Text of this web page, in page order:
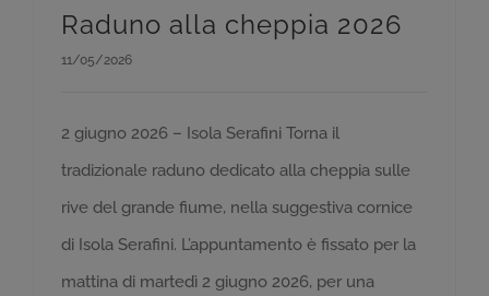
Raduno alla cheppia 2026
11/05/2026
2 giugno 2026 – Isola Serafini Torna il
tradizionale raduno dedicato alla cheppia sulle
rive del grande fiume, nella suggestiva cornice
di Isola Serafini. L’appuntamento è fissato per la
mattina di martedì 2 giugno 2026, per una